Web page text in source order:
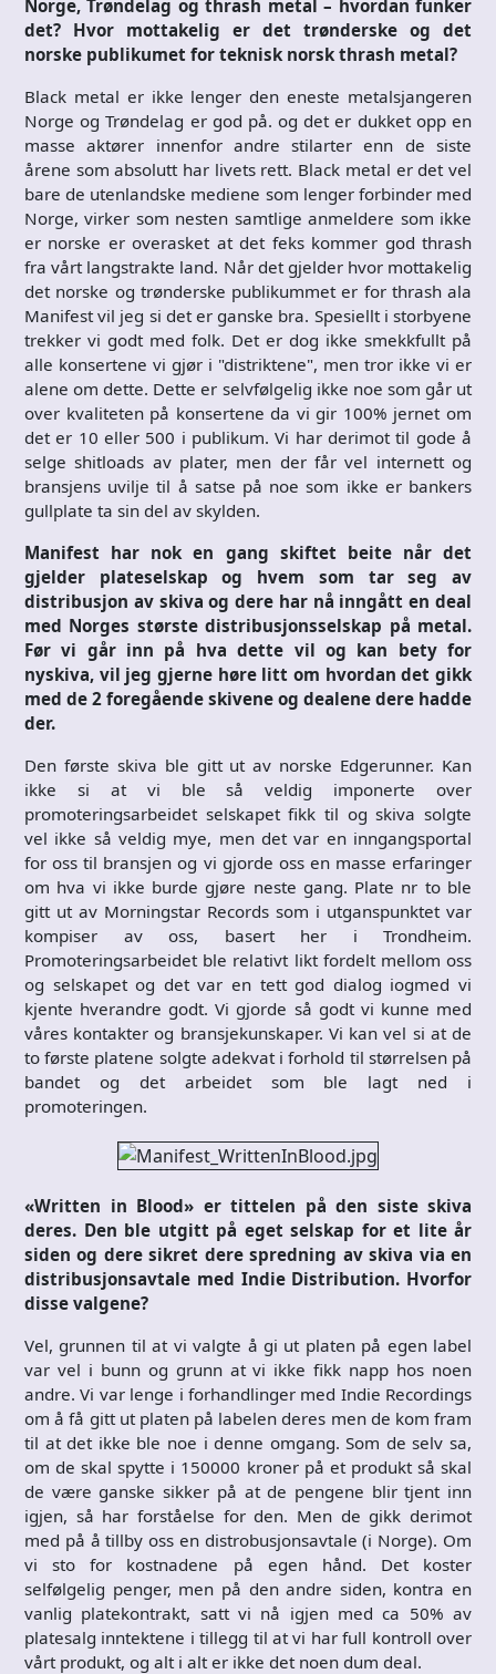
Norge, Trøndelag og thrash metal – hvordan funker
det? Hvor mottakelig er det trønderske og det
norske publikumet for teknisk norsk thrash metal?
Black metal er ikke lenger den eneste metalsjangeren
Norge og Trøndelag er god på. og det er dukket opp en
masse aktører innenfor andre stilarter enn de siste
årene som absolutt har livets rett. Black metal er det vel
bare de utenlandske mediene som lenger forbinder med
Norge, virker som nesten samtlige anmeldere som ikke
er norske er overasket at det feks kommer god thrash
fra vårt langstrakte land. Når det gjelder hvor mottakelig
det norske og trønderske publikummet er for thrash ala
Manifest vil jeg si det er ganske bra. Spesiellt i storbyene
trekker vi godt med folk. Det er dog ikke smekkfullt på
alle konsertene vi gjør i "distriktene", men tror ikke vi er
alene om dette. Dette er selvfølgelig ikke noe som går ut
over kvaliteten på konsertene da vi gir 100% jernet om
det er 10 eller 500 i publikum. Vi har derimot til gode å
selge shitloads av plater, men der får vel internett og
bransjens uvilje til å satse på noe som ikke er bankers
gullplate ta sin del av skylden.
Manifest har nok en gang skiftet beite når det
gjelder plateselskap og hvem som tar seg av
distribusjon av skiva og dere har nå inngått en deal
med Norges største distribusjonsselskap på metal.
Før vi går inn på hva dette vil og kan bety for
nyskiva, vil jeg gjerne høre litt om hvordan det gikk
med de 2 foregående skivene og dealene dere hadde
der.
Den første skiva ble gitt ut av norske Edgerunner. Kan
ikke si at vi ble så veldig imponerte over
promoteringsarbeidet selskapet fikk til og skiva solgte
vel ikke så veldig mye, men det var en inngangsportal
for oss til bransjen og vi gjorde oss en masse erfaringer
om hva vi ikke burde gjøre neste gang. Plate nr to ble
gitt ut av Morningstar Records som i utganspunktet var
kompiser av oss, basert her i Trondheim.
Promoteringsarbeidet ble relativt likt fordelt mellom oss
og selskapet og det var en tett god dialog iogmed vi
kjente hverandre godt. Vi gjorde så godt vi kunne med
våres kontakter og bransjekunskaper. Vi kan vel si at de
to første platene solgte adekvat i forhold til størrelsen på
bandet og det arbeidet som ble lagt ned i
promoteringen.
«Written in Blood» er tittelen på den siste skiva
deres. Den ble utgitt på eget selskap for et lite år
siden og dere sikret dere spredning av skiva via en
distribusjonsavtale med Indie Distribution. Hvorfor
disse valgene?
Vel, grunnen til at vi valgte å gi ut platen på egen label
var vel i bunn og grunn at vi ikke fikk napp hos noen
andre. Vi var lenge i forhandlinger med Indie Recordings
om å få gitt ut platen på labelen deres men de kom fram
til at det ikke ble noe i denne omgang. Som de selv sa,
om de skal spytte i 150000 kroner på et produkt så skal
de være ganske sikker på at de pengene blir tjent inn
igjen, så har forståelse for den. Men de gikk derimot
med på å tillby oss en distrobusjonsavtale (i Norge). Om
vi sto for kostnadene på egen hånd. Det koster
selfølgelig penger, men på den andre siden, kontra en
vanlig platekontrakt, satt vi nå igjen med ca 50% av
platesalg inntektene i tillegg til at vi har full kontroll over
vårt produkt, og alt i alt er ikke det noen dum deal.